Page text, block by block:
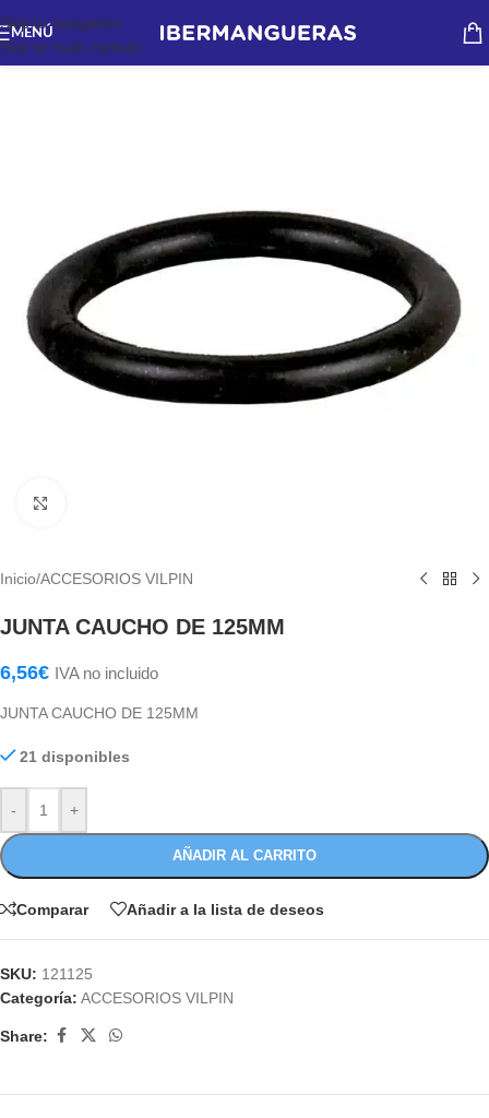
Skip to navigation
Skip to main content
MENÚ
Inicio/ACCESORIOS VILPIN
JUNTA CAUCHO DE 125MM
6,56€ IVA no incluido
JUNTA CAUCHO DE 125MM
21 disponibles
- +
AÑADIR AL CARRITO
Comparar Añadir a la lista de deseos
SKU: 121125
Categoría: ACCESORIOS VILPIN
Share: